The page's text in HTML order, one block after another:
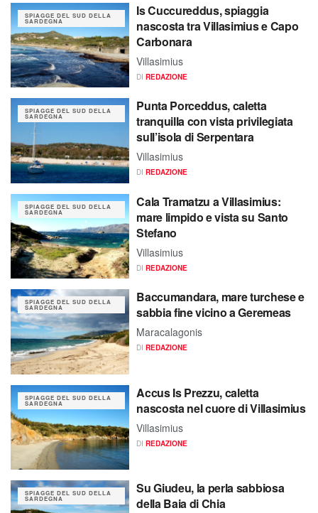
SPIAGGE DEL SUD DELLA
SARDEGNA
Is Cuccureddus, spiaggia
nascosta tra Villasimius e Capo
Carbonara
Villasimius
DI REDAZIONE
SPIAGGE DEL SUD DELLA
SARDEGNA
Punta Porceddus, caletta
tranquilla con vista privilegiata
sull’isola di Serpentara
Villasimius
DI REDAZIONE
SPIAGGE DEL SUD DELLA
SARDEGNA
Cala Tramatzu a Villasimius:
mare limpido e vista su Santo
Stefano
Villasimius
DI REDAZIONE
SPIAGGE DEL SUD DELLA
SARDEGNA
Baccumandara, mare turchese e
sabbia fine vicino a Geremeas
Maracalagonis
DI REDAZIONE
SPIAGGE DEL SUD DELLA
SARDEGNA
Accus Is Prezzu, caletta
nascosta nel cuore di Villasimius
Villasimius
DI REDAZIONE
SPIAGGE DEL SUD DELLA
SARDEGNA
Su Giudeu, la perla sabbiosa
della Baia di Chia